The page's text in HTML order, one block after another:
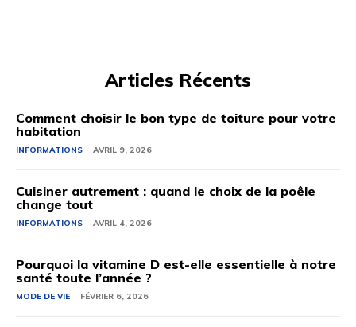
Articles Récents
Comment choisir le bon type de toiture pour votre
habitation
INFORMATIONS AVRIL 9, 2026
Cuisiner autrement : quand le choix de la poêle
change tout
INFORMATIONS AVRIL 4, 2026
Pourquoi la vitamine D est-elle essentielle à notre
santé toute l’année ?
MODE DE VIE FÉVRIER 6, 2026